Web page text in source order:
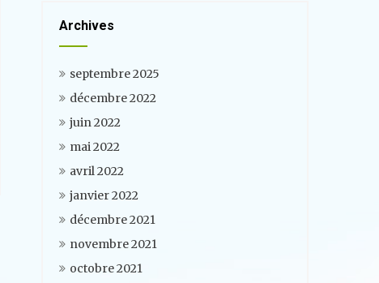
Archives
septembre 2025
décembre 2022
juin 2022
mai 2022
avril 2022
janvier 2022
décembre 2021
novembre 2021
octobre 2021